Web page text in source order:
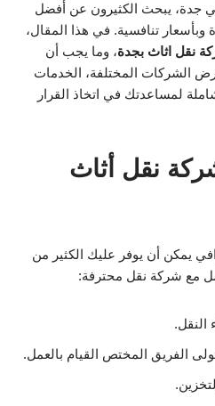
في جدة، يبحث الكثيرون عن أفضل
تنافسية. في هذا المقال،
نقل اثاث بجدة، وما يجب أن
الشركات المختلفة، الخدمات
لمساعدتك في اتخاذ القرار
نقل أثاث
يمكن أن يوفر عليك الكثير من
مع شركة نقل محترفة:
النقل.
الفريق المختص القيام بالعمل.